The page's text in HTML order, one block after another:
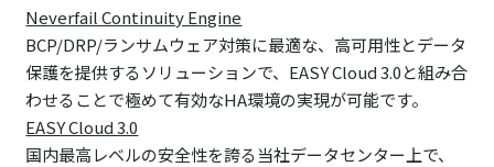
Neverfail Continuity Engine
BCP/DRP/ランサムウェア対策に最適な、高可用性とデータ
保護を提供するソリューションで、EASY Cloud 3.0と組み合
わせることで極めて有効なHA環境の実現が可能です。
EASY Cloud 3.0
国内最高レベルの安全性を誇る当社データセンター上で、